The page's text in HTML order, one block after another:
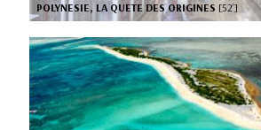
POLYNESIE, LA QUETE DES ORIGINES [52’]